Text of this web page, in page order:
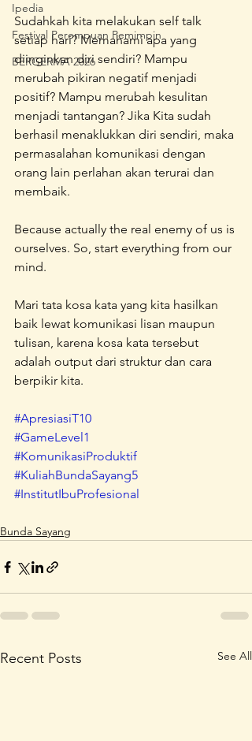
Ipedia
Festival Perempuan Pemimpin
BERGERMA 2026
Sudahkah kita melakukan self talk
setiap hari? Memahami apa yang
diinginkan diri sendiri? Mampu
merubah pikiran negatif menjadi
positif? Mampu merubah kesulitan
menjadi tantangan? Jika Kita sudah
berhasil menaklukkan diri sendiri, maka
permasalahan komunikasi dengan
orang lain perlahan akan terurai dan
membaik.
Because actually the real enemy of us is
ourselves. So, start everything from our
mind.
Mari tata kosa kata yang kita hasilkan
baik lewat komunikasi lisan maupun
tulisan, karena kosa kata tersebut
adalah output dari struktur dan cara
berpikir kita.
#ApresiasiT10
#GameLevel1
#KomunikasiProduktif
#KuliahBundaSayang5
#InstitutIbuProfesional
Bunda Sayang
Recent Posts See All